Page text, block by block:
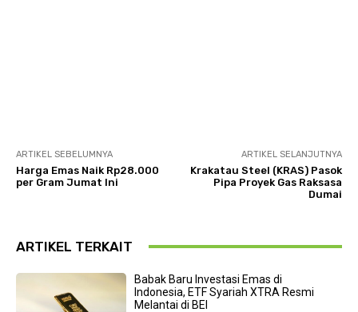
ARTIKEL SEBELUMNYA
Harga Emas Naik Rp28.000
per Gram Jumat Ini
ARTIKEL SELANJUTNYA
Krakatau Steel (KRAS) Pasok
Pipa Proyek Gas Raksasa
Dumai
ARTIKEL TERKAIT
Babak Baru Investasi Emas di
Indonesia, ETF Syariah XTRA Resmi
Melantai di BEI